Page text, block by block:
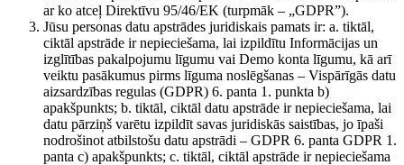
ar ko atceļ Direktīvu 95/46/EK (turpmāk – „GDPR”).
Jūsu personas datu apstrādes juridiskais pamats ir: a. tiktāl,
ciktāl apstrāde ir nepieciešama, lai izpildītu Informācijas un
izglītības pakalpojumu līgumu vai Demo konta līgumu, kā arī
veiktu pasākumus pirms līguma noslēgšanas – Vispārīgās datu
aizsardzības regulas (GDPR) 6. panta 1. punkta b)
apakšpunkts; b. tiktāl, ciktāl datu apstrāde ir nepieciešama, lai
datu pārziņš varētu izpildīt savas juridiskās saistības, jo īpaši
nodrošinot atbilstošu datu apstrādi – GDPR 6. panta GDPR 1.
panta c) apakšpunkts; c. tiktāl, ciktāl apstrāde ir nepieciešama